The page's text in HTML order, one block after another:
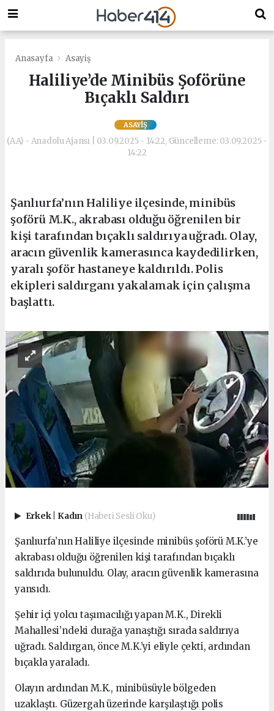
Anasayfa Asayiş
Haliliye’de Minibüs Şoförüne
Bıçaklı Saldırı
ASAYIŞ
(AA) - Anadolu Ajansı | 03.09.2025 - 14:22, Güncelleme: 03.09.2025 -
14:22
Şanlıurfa’nın Haliliye ilçesinde, minibüs
şoförü M.K., akrabası olduğu öğrenilen bir
kişi tarafından bıçaklı saldırıya uğradı. Olay,
aracın güvenlik kamerasınca kaydedilirken,
yaralı şoför hastaneye kaldırıldı. Polis
ekipleri saldırganı yakalamak için çalışma
başlattı.
Erkek Kadın (Haberi Sesli Oku)
Şanlıurfa’nın Haliliye ilçesinde minibüs şoförü M.K.’ye
akrabası olduğu öğrenilen kişi tarafından bıçaklı
saldırıda bulunuldu. Olay, aracın güvenlik kamerasına
yansıdı.
Şehir içi yolcu taşımacılığı yapan M.K., Direkli
Mahallesi’ndeki durağa yanaştığı sırada saldırıya
uğradı. Saldırgan, önce M.K.’yi eliyle çekti, ardından
bıçakla yaraladı.
Olayın ardından M.K., minibüsüyle bölgeden
uzaklaştı. Güzergah üzerinde karşılaştığı polis